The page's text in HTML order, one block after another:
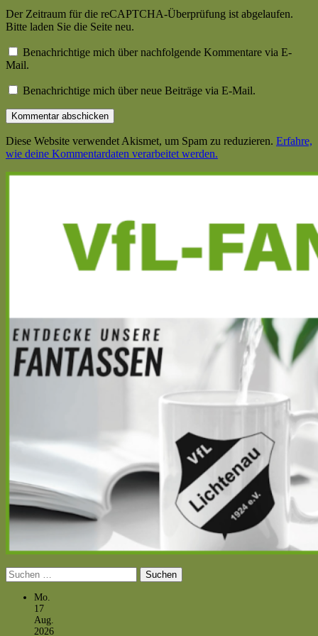
Der Zeitraum für die reCAPTCHA-Überprüfung ist abgelaufen.
Bitte laden Sie die Seite neu.
Benachrichtige mich über nachfolgende Kommentare via E-
Mail.
Benachrichtige mich über neue Beiträge via E-Mail.
Diese Website verwendet Akismet, um Spam zu reduzieren. Erfahre,
wie deine Kommentardaten verarbeitet werden.
Haupt-
Suchen
nach:
Mo.
17
Aug.
2026